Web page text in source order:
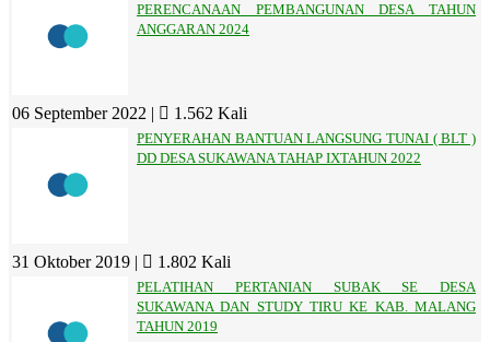
PERENCANAAN PEMBANGUNAN DESA TAHUN
ANGGARAN 2024
06 September 2022 | 1.562 Kali
PENYERAHAN BANTUAN LANGSUNG TUNAI ( BLT )
DD DESA SUKAWANA TAHAP IXTAHUN 2022
31 Oktober 2019 | 1.802 Kali
PELATIHAN PERTANIAN SUBAK SE DESA
SUKAWANA DAN STUDY TIRU KE KAB. MALANG
TAHUN 2019